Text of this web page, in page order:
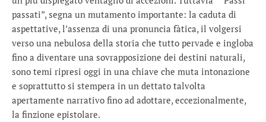
passati”, segna un mutamento importante: la caduta di
aspettative, l’assenza di una pronuncia fàtica, il volgersi
verso una nebulosa della storia che tutto pervade e ingloba
fino a diventare una sovrapposizione dei destini naturali,
sono temi ripresi oggi in una chiave che muta intonazione
e soprattutto si stempera in un dettato talvolta
apertamente narrativo fino ad adottare, eccezionalmente,
la finzione epistolare.